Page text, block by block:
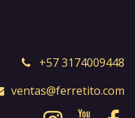
+57 3174009448
ventas@ferretito.com